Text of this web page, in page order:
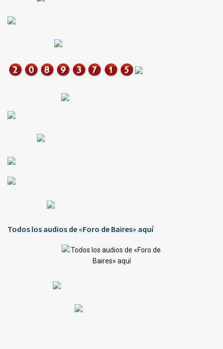
Todos los audios de «Foro de Baires» aquí